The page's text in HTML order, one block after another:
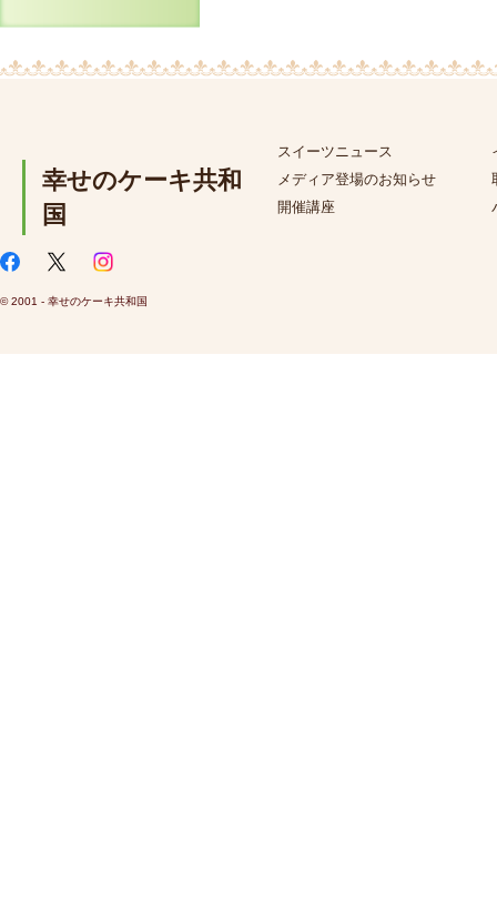
幸せのケーキ共和
国
スイーツニュース
メディア登場のお知らせ
開催講座
© 2001 - 幸せのケーキ共和国